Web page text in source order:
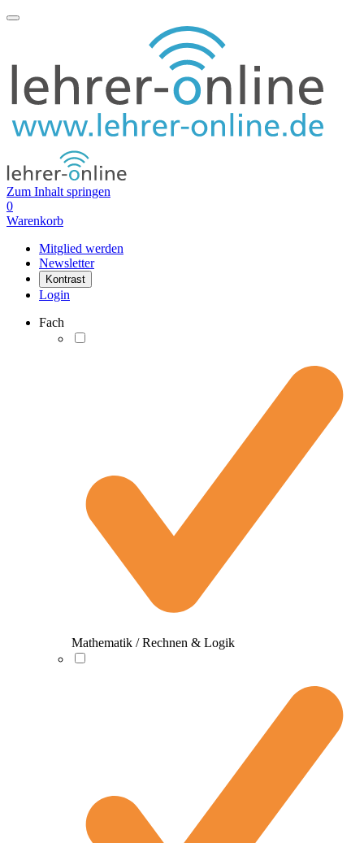
Zum Inhalt springen
0
Warenkorb
Mitglied werden
Newsletter
Kontrast
Login
Fach
Mathematik / Rechnen & Logik